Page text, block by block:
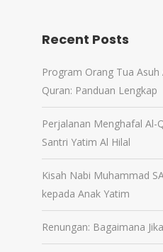
Recent Posts
Program Orang Tua
Quran: Panduan Lengkap
Perjalanan Menghafal Al-
Santri Yatim Al Hilal
Kisah Nabi Muhammad
kepada Anak Yatim
Renungan: Bagaimana